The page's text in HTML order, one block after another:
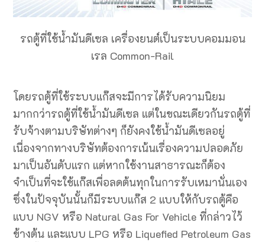
รถตู้ที่ใช้น้ำมันดีเซล เครื่องยนต์เป็นระบบคอมมอน
เรล Common-Rail
โดยรถตู้ที่ใช้ระบบแก๊สจะมีการได้รับความนิยม
มากกว่ารถตู้ที่ใช้น้ำมันดีเซล แต่ในขณะเดียวกันรถตู้ที่
รับจ้างตามบริษัทต่างๆ ก็ยังคงใช้น้ำมันดีเซลอยู่
เนื่องจากทางบริษัทต้องการเน้นเรื่องความปลอดภัย
มาเป็นอันดับแรก แต่หากใช้งานสาธารณะก็ต้อง
จำเป็นที่จะใช้แก๊สเพื่อลดต้นทุกในการรับเหมานั่นเอง
ซึ่งในปัจจุบันนั้นก็มีระบบแก๊ส 2 แบบให้กับรถตู้คือ
แบบ NGV หรือ Natural Gas For Vehicle ที่กล่าวไว้
ข้างต้น และแบบ LPG หรือ Liquefied Petroleum Gas